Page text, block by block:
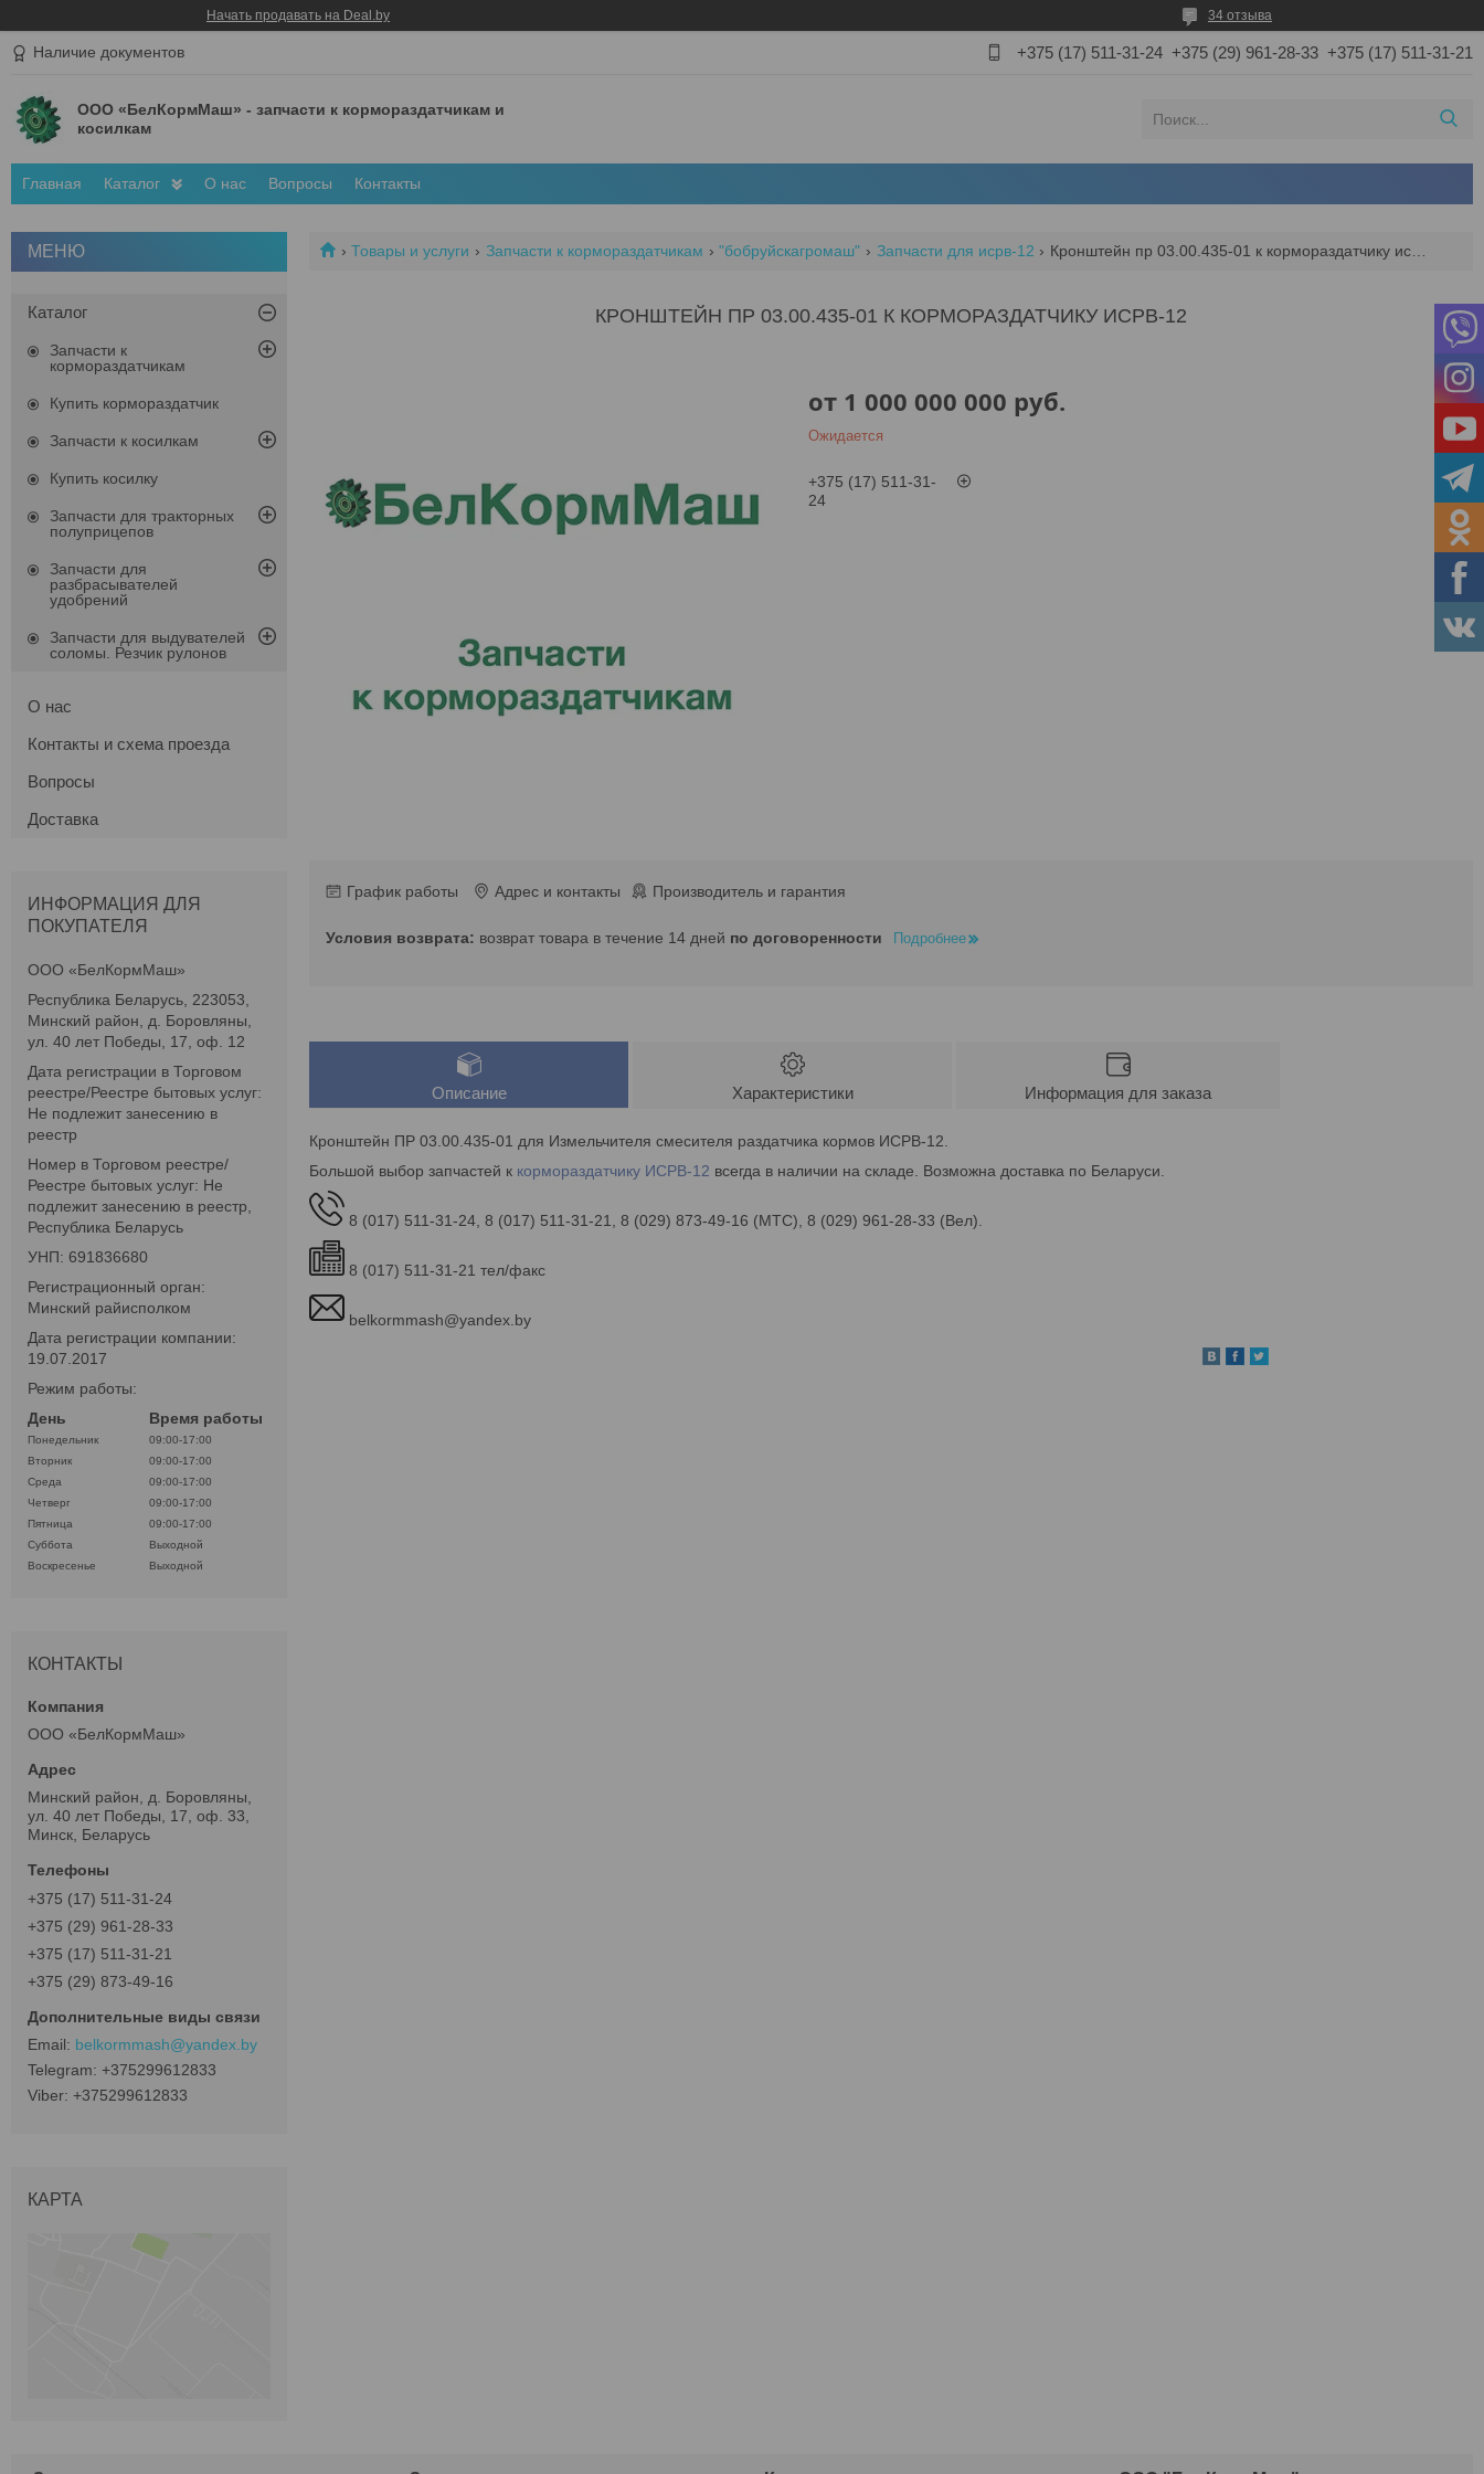
Начать продавать на Deal.by 34 отзыва
Наличие документов +375 (17) 511-31-24 +375 (29) 961-28-33 +375 (17) 511-31-21
ООО «БелКормМаш» - запчасти к кормораздатчикам и
косилкам
Главная Каталог О нас Вопросы Контакты
Товары и услуги Запчасти к кормораздатчикам "бобруйскагромаш" Запчасти для исрв-12
КРОНШТЕЙН ПР 03.00.435-01 К КОРМОРАЗДАТЧИКУ ИСРВ-12
от 1 000 000 000 руб.
Ожидается
+375 (17) 511-31-
24
График работы Адрес и контакты Производитель и гарантия
возврат товара в течение 14 дней по договоренности Подробнее
Описание Характеристики Информация для заказа
Кронштейн ПР 03.00.435-01 для Измельчителя смесителя раздатчика кормов ИСРВ-12.
Большой выбор запчастей к кормораздатчику ИСРВ-12 всегда в наличии на складе. Возможна доставка по Беларуси.
8 (017) 511-31-24, 8 (017) 511-31-21, 8 (029) 873-49-16 (МТС), 8 (029) 961-28-33 (Вел).
8 (017) 511-31-21 тел/факс
belkormmash@yandex.by
Каталог
Запчасти к
кормораздатчикам
Купить кормораздатчик
Запчасти к косилкам
Купить косилку
Запчасти для тракторных
полуприцепов
Запчасти для
разбрасывателей
удобрений
Запчасти для выдувателей
соломы. Резчик рулонов
О нас
Контакты и схема проезда
Вопросы
Доставка
ИНФОРМАЦИЯ ДЛЯ
ПОКУПАТЕЛЯ
ООО «БелКормМаш»
Республика Беларусь, 223053,
Минский район, д. Боровляны,
ул. 40 лет Победы, 17, оф. 12
Дата регистрации в Торговом
реестре/Реестре бытовых услуг:
Не подлежит занесению в
реестр
Номер в Торговом реестре/
Реестре бытовых услуг: Не
подлежит занесению в реестр,
Республика Беларусь
УНП: 691836680
Регистрационный орган:
Минский райисполком
Дата регистрации компании:
19.07.2017
Режим работы:
День
Время работы
Понедельник
09:00-17:00
Вторник
09:00-17:00
Среда
09:00-17:00
Четверг
09:00-17:00
Пятница
09:00-17:00
Суббота
Выходной
Воскресенье
Выходной
КОНТАКТЫ
ООО «БелКормМаш»
Минский район, д. Боровляны,
ул. 40 лет Победы, 17, оф. 33,
Минск, Беларусь
+375 (17) 511-31-24
+375 (29) 961-28-33
+375 (17) 511-31-21
+375 (29) 873-49-16
belkormmash@yandex.by
+375299612833
+375299612833
КАРТА